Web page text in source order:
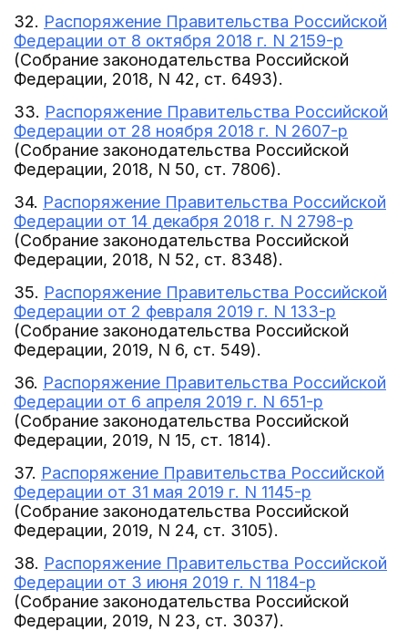
32. Распоряжение Правительства Российской
Федерации от 8 октября 2018 г. N 2159-р
(Собрание законодательства Российской
Федерации, 2018, N 42, ст. 6493).
33. Распоряжение Правительства Российской
Федерации от 28 ноября 2018 г. N 2607-р
(Собрание законодательства Российской
Федерации, 2018, N 50, ст. 7806).
34. Распоряжение Правительства Российской
Федерации от 14 декабря 2018 г. N 2798-р
(Собрание законодательства Российской
Федерации, 2018, N 52, ст. 8348).
35. Распоряжение Правительства Российской
Федерации от 2 февраля 2019 г. N 133-р
(Собрание законодательства Российской
Федерации, 2019, N 6, ст. 549).
36. Распоряжение Правительства Российской
Федерации от 6 апреля 2019 г. N 651-р
(Собрание законодательства Российской
Федерации, 2019, N 15, ст. 1814).
37. Распоряжение Правительства Российской
Федерации от 31 мая 2019 г. N 1145-р
(Собрание законодательства Российской
Федерации, 2019, N 24, ст. 3105).
38. Распоряжение Правительства Российской
Федерации от 3 июня 2019 г. N 1184-р
(Собрание законодательства Российской
Федерации, 2019, N 23, ст. 3037).